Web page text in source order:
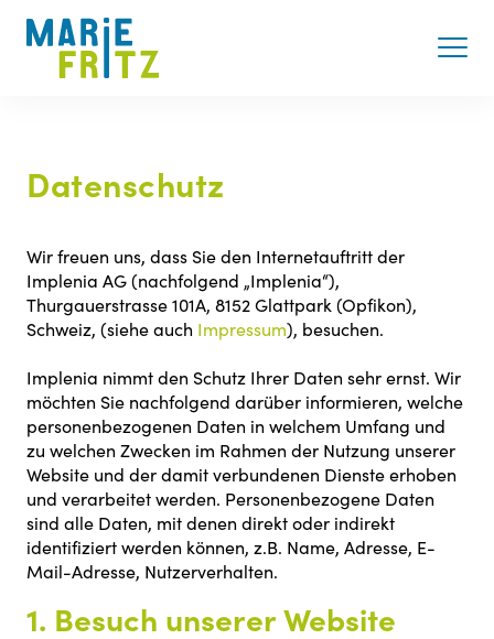
Datenschutz
Wir freuen uns, dass Sie den Internetauftritt der
Implenia AG (nachfolgend „Implenia“),
Thurgauerstrasse 101A, 8152 Glattpark (Opfikon),
Schweiz, (siehe auch Impressum), besuchen.
Implenia nimmt den Schutz Ihrer Daten sehr ernst. Wir
möchten Sie nachfolgend darüber informieren, welche
personenbezogenen Daten in welchem Umfang und
zu welchen Zwecken im Rahmen der Nutzung unserer
Website und der damit verbundenen Dienste erhoben
und verarbeitet werden. Personenbezogene Daten
sind alle Daten, mit denen direkt oder indirekt
identifiziert werden können, z.B. Name, Adresse, E-
Mail-Adresse, Nutzerverhalten.
1. Besuch unserer Website